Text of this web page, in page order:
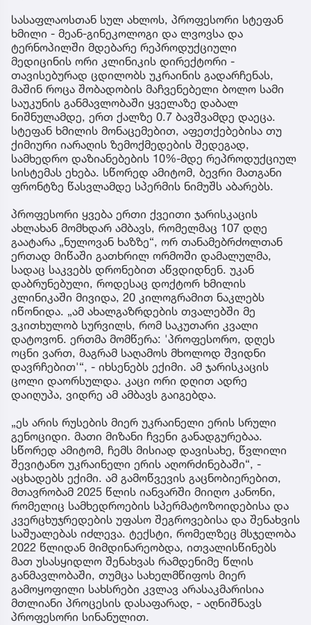
სასაფლაოსთან სულ ახლოს, პროფესორი სტეფან
ხმილი - მეან-გინეკოლოგი და ლვოვსა და
ტერნოპილში მდებარე რეპროდუქციული
მედიცინის ორი კლინიკის დირექტორი -
თავისებურად ცდილობს უკრაინის გადარჩენას,
მაშინ როცა შობადობის მაჩვენებელი ბოლო სამი
საუკუნის განმავლობაში ყველაზე დაბალ
ნიშნულამდე, ერთ ქალზე 0.7 ბავშვამდე დაეცა.
სტეფან ხმილის მონაცემებით, აფეთქებებისა თუ
ქიმიური იარაღის ზემოქმედების შედეგად,
სამხედრო დაზიანებების 10%-მდე რეპროდუქციულ
სისტემას ეხება. სწორედ ამიტომ, ბევრი მათგანი
ფრონტზე წასვლამდე სპერმის ნიმუშს აბარებს.
პროფესორი ყვება ერთი ქვეითი ჯარისკაცის
ახლახან მომხდარ ამბავს, რომელმაც 107 დღე
გაატარა „ნულოვან ხაზზე“, ორ თანამებრძოლთან
ერთად მიწაში გათხრილ ორმოში დამალულმა,
სადაც საკვებს დრონებით აწვდიდნენ. უკან
დაბრუნებული, როდესაც დოქტორ ხმილის
კლინიკაში მივიდა, 20 კილოგრამით ნაკლებს
იწონიდა. „ამ ახალგაზრდების თვალებში მე
ვკითხულობ სურვილს, რომ საკუთარი კვალი
დატოვონ. ერთმა მომწერა: 'პროფესორო, დღეს
ოცნი ვართ, მაგრამ საღამოს მხოლოდ შვიდნი
დავრჩებით'“, - იხსენებს ექიმი. ამ ჯარისკაცის
ცოლი დაორსულდა. კაცი ორი დღით ადრე
დაიღუპა, ვიდრე ამ ამბავს გაიგებდა.
„ეს არის რუსების მიერ უკრაინელი ერის სრული
გენოციდი. მათი მიზანი ჩვენი განადგურებაა.
სწორედ ამიტომ, ჩემს მისიად დავისახე, წვლილი
შევიტანო უკრაინელი ერის აღორძინებაში“, -
აცხადებს ექიმი. ამ გამოწვევის გაცნობიერებით,
მთავრობამ 2025 წლის იანვარში მიიღო კანონი,
რომელიც სამხედროების სპერმატოზოიდებისა და
კვერცხუჯრედების უფასო შეგროვებისა და შენახვის
საშუალებას იძლევა. ტექსტი, რომელზეც მსჯელობა
2022 წლიდან მიმდინარეობდა, ითვალისწინებს
მათ უსასყიდლო შენახვას რამდენიმე წლის
განმავლობაში, თუმცა სახელმწიფოს მიერ
გამოყოფილი სახსრები კვლავ არასაკმარისია
მთლიანი პროცესის დასაფარად, - აღნიშნავს
პროფესორი სინანულით.